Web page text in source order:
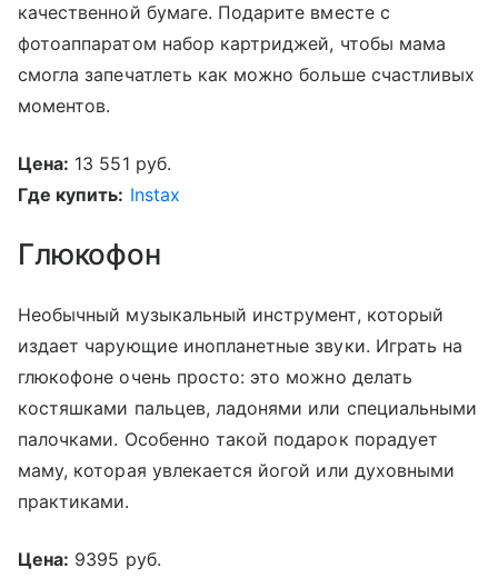
качественной бумаге. Подарите вместе с
фотоаппаратом набор картриджей, чтобы мама
смогла запечатлеть как можно больше счастливых
моментов.
Цена: 13 551 руб.
Где купить: Instax
Глюкофон
Необычный музыкальный инструмент, который
издает чарующие инопланетные звуки. Играть на
глюкофоне очень просто: это можно делать
костяшками пальцев, ладонями или специальными
палочками. Особенно такой подарок порадует
маму, которая увлекается йогой или духовными
практиками.
Цена: 9395 руб.